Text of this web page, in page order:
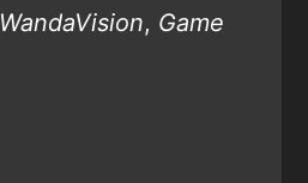
WandaVision, Game